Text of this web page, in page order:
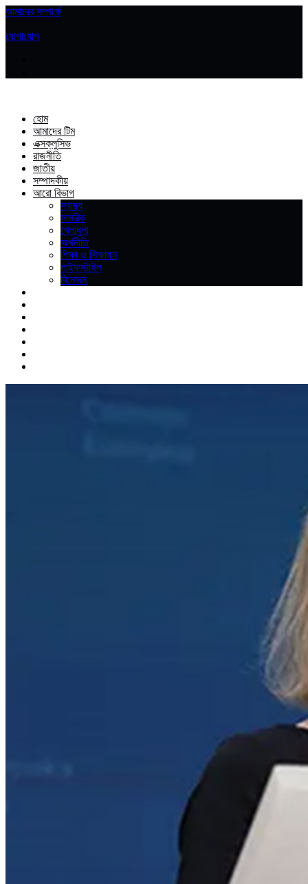
আমাদের সম্পর্কে
যোগাযোগ
হোম
আমাদের টিম
এক্সক্লুসিভ
রাজনীতি
জাতীয়
সম্পাদকীয়
আরো বিভাগ
স্বাস্থ্য
সামরিক
খেলাধুলা
অর্থনীতি
শিক্ষা ও শিক্ষাঙ্গন
লাইফস্টাইল
বিনোদন